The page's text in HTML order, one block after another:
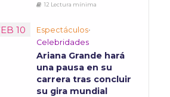
12 Lectura mínima
Espectáculos•
Celebridades
Ariana Grande hará
una pausa en su
carrera tras concluir
su gira mundial